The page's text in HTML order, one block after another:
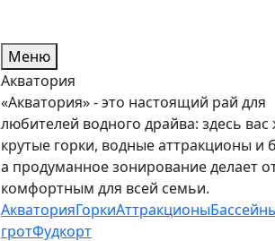
Меню
Акватория
«Акватория» - это настоящий рай для
любителей водного драйва: здесь вас
крутые горки, водные аттракционы и
а продуманное зонирование делает
комфортным для всей семьи.
АкваторияГоркиАттракционы
гротФудкорт